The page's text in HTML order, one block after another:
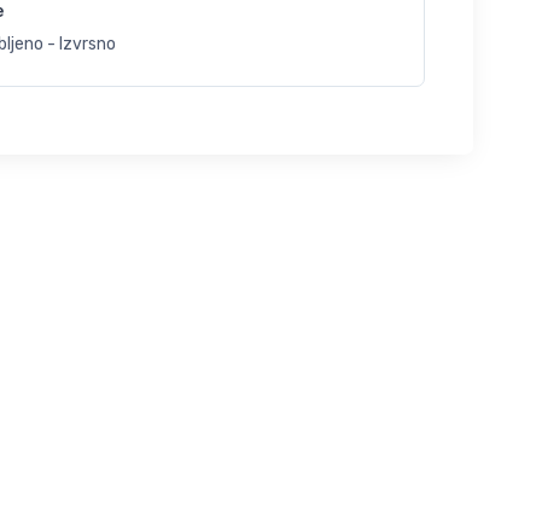
- Izvrsno